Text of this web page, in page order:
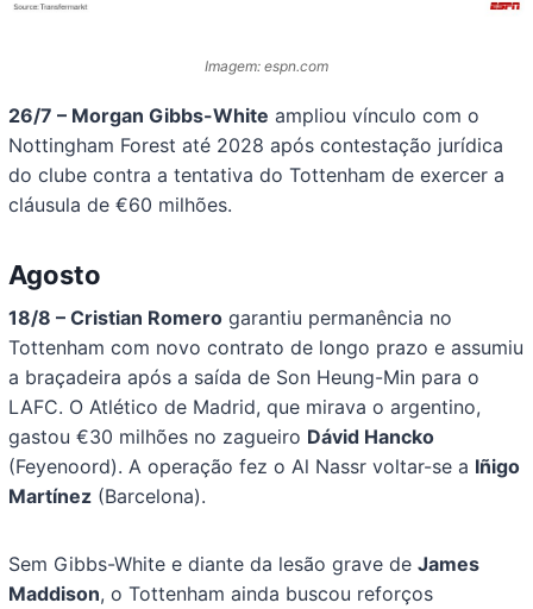
Imagem: espn.com
26/7 – Morgan Gibbs-White ampliou vínculo com o
Nottingham Forest até 2028 após contestação jurídica
do clube contra a tentativa do Tottenham de exercer a
cláusula de €60 milhões.
Agosto
18/8 – Cristian Romero garantiu permanência no
Tottenham com novo contrato de longo prazo e assumiu
a braçadeira após a saída de Son Heung-Min para o
LAFC. O Atlético de Madrid, que mirava o argentino,
gastou €30 milhões no zagueiro Dávid Hancko
(Feyenoord). A operação fez o Al Nassr voltar-se a Iñigo
Martínez (Barcelona).
Sem Gibbs-White e diante da lesão grave deJames
Maddison, o Tottenham ainda buscou reforços